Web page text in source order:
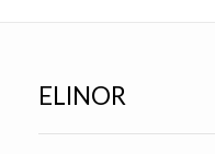
ELINOR